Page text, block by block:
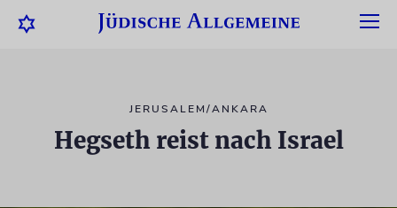
JERUSALEM/ANKARA
Hegseth reist nach Israel